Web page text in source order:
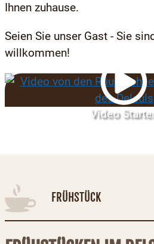
Ihnen zuhause.
Seien Sie unser Gast - Sie
willkommen!
Video
FRÜHSTÜCK